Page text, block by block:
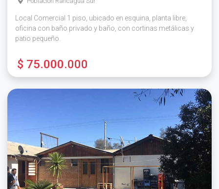
Local Comercial 1 piso, ubicado en esquina, planta libre,
oficina con baño privado y baño, con cortinas metálicas y
patio pequeño.
$ 75.000.000